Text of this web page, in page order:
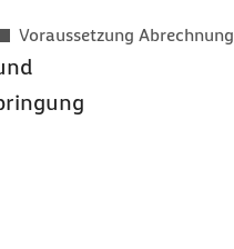
Voraussetzung Abrechnung